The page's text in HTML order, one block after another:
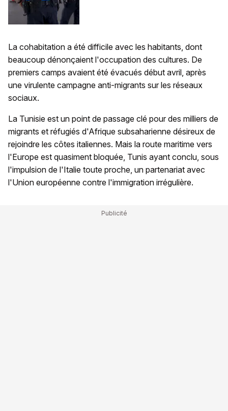
La cohabitation a été difficile avec les habitants, dont
beaucoup dénonçaient l'occupation des cultures. De
premiers camps avaient été évacués début avril, après
une virulente campagne anti-migrants sur les réseaux
sociaux.
La Tunisie est un point de passage clé pour des milliers de
migrants et réfugiés d'Afrique subsaharienne désireux de
rejoindre les côtes italiennes. Mais la route maritime vers
l'Europe est quasiment bloquée, Tunis ayant conclu, sous
l'impulsion de l'Italie toute proche, un partenariat avec
l'Union européenne contre l'immigration irrégulière.